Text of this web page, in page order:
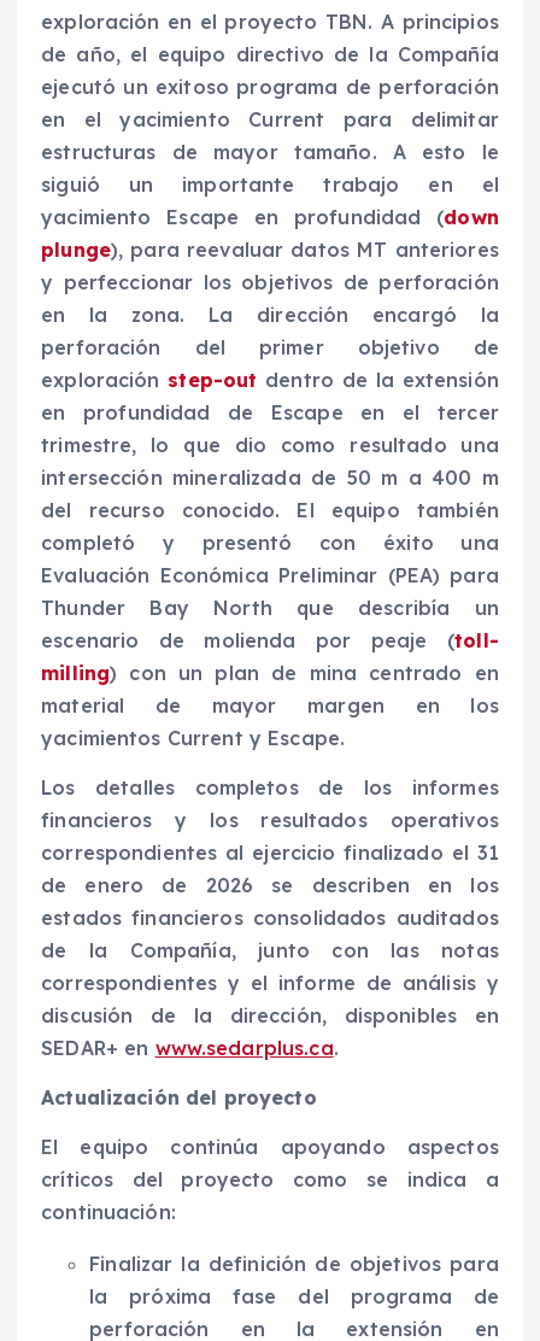
exploración en el proyecto TBN. A principios
de año, el equipo directivo de la Compañía
ejecutó un exitoso programa de perforación
en el yacimiento Current para delimitar
estructuras de mayor tamaño. A esto le
siguió un importante trabajo en el
yacimiento Escape en profundidad (down
plunge), para reevaluar datos MT anteriores
y perfeccionar los objetivos de perforación
en la zona. La dirección encargó la
perforación del primer objetivo de
exploración step-out dentro de la extensión
en profundidad de Escape en el tercer
trimestre, lo que dio como resultado una
intersección mineralizada de 50 m a 400 m
del recurso conocido. El equipo también
completó y presentó con éxito una
Evaluación Económica Preliminar (PEA) para
Thunder Bay North que describía un
escenario de molienda por peaje (toll-
milling) con un plan de mina centrado en
material de mayor margen en los
yacimientos Current y Escape.
Los detalles completos de los informes
financieros y los resultados operativos
correspondientes al ejercicio finalizado el 31
de enero de 2026 se describen en los
estados financieros consolidados auditados
de la Compañía, junto con las notas
correspondientes y el informe de análisis y
discusión de la dirección, disponibles en
SEDAR+ en www.sedarplus.ca.
Actualización del proyecto
El equipo continúa apoyando aspectos
críticos del proyecto como se indica a
continuación:
Finalizar la definición de objetivos para
la próxima fase del programa de
perforación en la extensión en